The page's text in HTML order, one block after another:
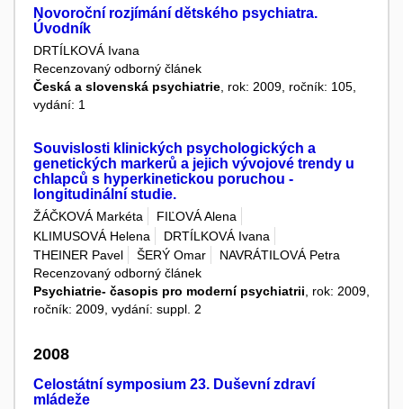
Novoroční rozjímání dětského psychiatra.
Úvodník
DRTÍLKOVÁ Ivana
Recenzovaný odborný článek
Česká a slovenská psychiatrie , rok: 2009, ročník: 105,
vydání: 1
Souvislosti klinických psychologických a
genetických markerů a jejich vývojové trendy u
chlapců s hyperkinetickou poruchou -
longitudinální studie.
ŽÁČKOVÁ Markéta
FIĽOVÁ Alena
KLIMUSOVÁ Helena
DRTÍLKOVÁ Ivana
THEINER Pavel
ŠERÝ Omar
NAVRÁTILOVÁ Petra
Recenzovaný odborný článek
Psychiatrie- časopis pro moderní psychiatrii , rok: 2009,
ročník: 2009, vydání: suppl. 2
2008
Celostátní symposium 23. Duševní zdraví
mládeže